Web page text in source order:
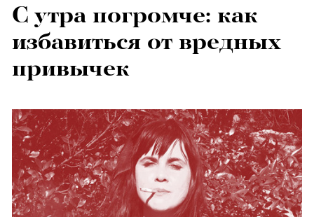
С утра погромче: как
избавиться от вредных
привычек